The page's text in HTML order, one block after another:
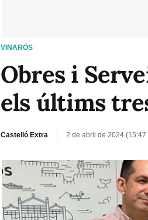
VINARÒS
Obres i
els últims
Castelló Extra 2 de abril de 2024 (15:47